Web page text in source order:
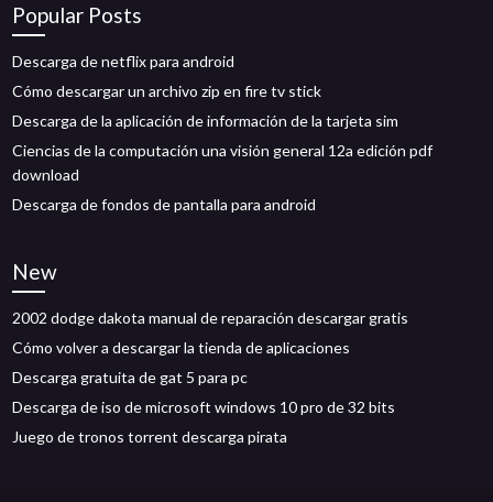
Popular Posts
Descarga de netflix para android
Cómo descargar un archivo zip en fire tv stick
Descarga de la aplicación de información de la tarjeta sim
Ciencias de la computación una visión general 12a edición pdf
download
Descarga de fondos de pantalla para android
New
2002 dodge dakota manual de reparación descargar gratis
Cómo volver a descargar la tienda de aplicaciones
Descarga gratuita de gat 5 para pc
Descarga de iso de microsoft windows 10 pro de 32 bits
Juego de tronos torrent descarga pirata